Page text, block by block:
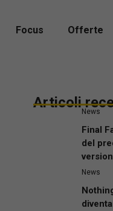
Focus Offerte
Articoli
News
Final
del
News